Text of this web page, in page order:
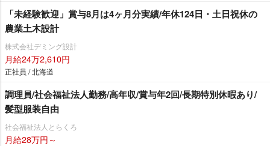
「未経験歓迎」賞与8月は4ヶ月分実績/年休124日・土日祝休の
農業土木設計
株式会社デミング設計
月給24万2,610円
正社員 / 北海道
調理員/社会福祉法人勤務/高年収/賞与年2回/長期特別休暇あり/
髪型服装自由
社会福祉法人とらくろ
月給28万円～